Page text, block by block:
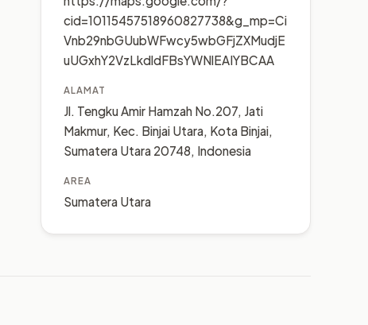
cid=10115457518960827738&g_mp=Ci
Vnb29nbGUubWFwcy5wbGFjZXMudjE
uUGxhY2VzLkdldFBsYWNlEAIYBCAA
ALAMAT
Jl. Tengku Amir Hamzah No.207, Jati
Makmur, Kec. Binjai Utara, Kota Binjai,
Sumatera Utara 20748, Indonesia
AREA
Sumatera Utara